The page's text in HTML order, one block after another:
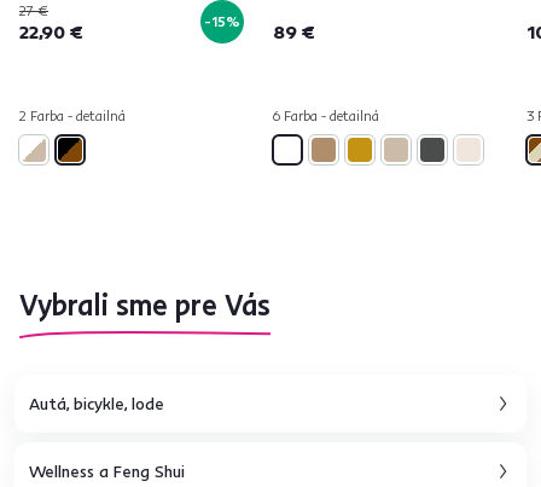
27 €
22,90 € -15%
2 Farba - detailná
89 €
6 Farba - detailná 3
Vybrali sme pre Vás
Autá, bicykle, lode
Wellness a Feng Shui